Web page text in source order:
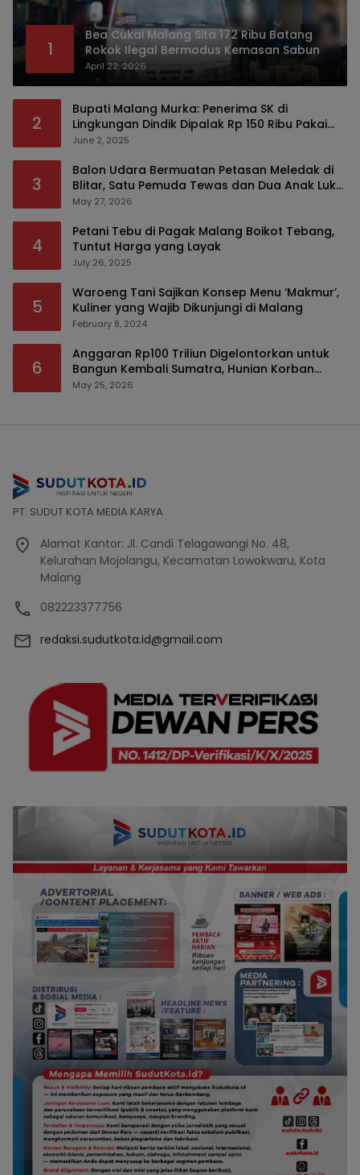
1
Bea Cukai Malang Sita 172 Ribu Batang
Rokok Ilegal Bermodus Kemasan Sabun
April 22, 2026
2
Bupati Malang Murka: Penerima SK di
Lingkungan Dindik Dipalak Rp 150 Ribu Pakai
Modus Tumpengan, KPK Turut Pantau
June 2, 2025
3
Balon Udara Bermuatan Petasan Meledak di
Blitar, Satu Pemuda Tewas dan Dua Anak Luka
Serius
May 27, 2026
4
Petani Tebu di Pagak Malang Boikot Tebang,
Tuntut Harga yang Layak
July 26, 2025
5
Waroeng Tani Sajikan Konsep Menu ‘Makmur’,
Kuliner yang Wajib Dikunjungi di Malang
February 8, 2024
6
Anggaran Rp100 Triliun Digelontorkan untuk
Bangun Kembali Sumatra, Hunian Korban
Bencana Bakal Difokuskan
May 25, 2026
PT. SUDUT KOTA MEDIA KARYA
Alamat Kantor: Jl. Candi Telagawangi No. 48,
Kelurahan Mojolangu, Kecamatan Lowokwaru, Kota
Malang
082223377756
redaksi.sudutkota.id@gmail.com